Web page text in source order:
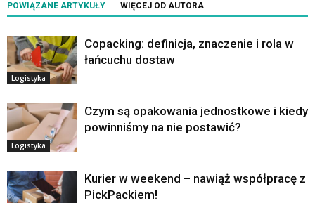
POWIĄZANE ARTYKUŁY WIĘCEJ OD AUTORA
Logistyka
Copacking: definicja, znaczenie i rola w
łańcuchu dostaw
Logistyka
Czym są opakowania jednostkowe i kiedy
powinniśmy na nie postawić?
Kurier w weekend – nawiąż współpracę z
PickPackiem!